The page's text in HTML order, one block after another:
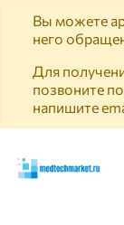
Вы можете
него
Для
позвоните
напишите